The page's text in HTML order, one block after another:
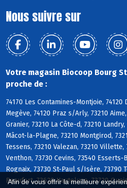
Afin de vous offrir la meilleure
Nous suivre sur
Votre magasin Biocoop Bourg
proche de :
74170 Les Contamines-Montjoie, 74120
Megève, 74120 Praz s/Arly, 73210
Granier, 73210 La Côte-d, 73210
Mâcot-la-Plagne, 73210 Montgirod,
Tessens, 73210 Valezan, 73210 Villette,
Venthon, 73730 Cevins, 73540 Esserts-
Rognaix, 73730 St-Paul s/Isère, 73790
Beaufort, 73620 Hauteluce, 73720